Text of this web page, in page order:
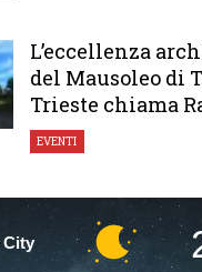
L’eccellenza
del Mausoleo di
Trieste chiama
EVENTI
City